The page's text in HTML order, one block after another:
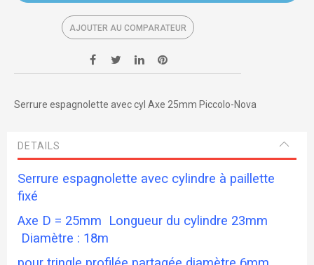
AJOUTER AU COMPARATEUR
Serrure espagnolette avec cyl Axe 25mm Piccolo-Nova
DETAILS
Serrure espagnolette avec cylindre à paillette
fixé
Axe D = 25mm Longueur du cylindre 23mm
Diamètre : 18m